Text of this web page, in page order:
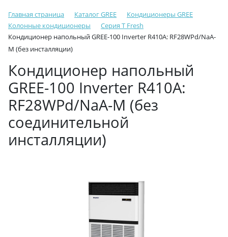
Главная страница Каталог GREE
Кондиционеры GREE
Колонные кондиционеры
Серия T Fresh
Кондиционер напольный GREE-100 Inverter R410A: RF28WPd/NaA-
M (без инсталляции)
Кондиционер напольный
GREE-100 Inverter R410A:
RF28WPd/NaA-M (без
соединительной
инсталляции)